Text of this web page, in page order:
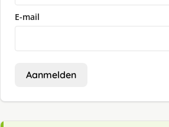
E-mail
Aanmelden